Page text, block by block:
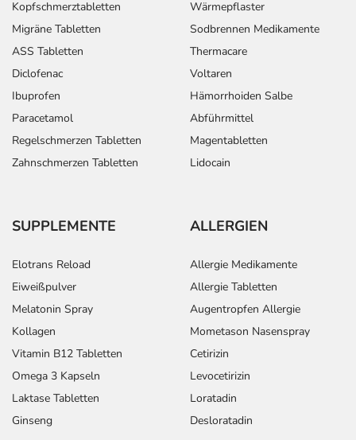
Kopfschmerztabletten
Migräne Tabletten
ASS Tabletten
Diclofenac
Ibuprofen
Paracetamol
Regelschmerzen Tabletten
Zahnschmerzen Tabletten
Wärmepflaster
Sodbrennen Medikamente
Thermacare
Voltaren
Hämorrhoiden Salbe
Abführmittel
Magentabletten
Lidocain
SUPPLEMENTE
Elotrans Reload
Eiweißpulver
Melatonin Spray
Kollagen
Vitamin B12 Tabletten
Omega 3 Kapseln
Laktase Tabletten
Ginseng
ALLERGIEN
Allergie Medikamente
Allergie Tabletten
Augentropfen Allergie
Mometason Nasenspray
Cetirizin
Levocetirizin
Loratadin
Desloratadin